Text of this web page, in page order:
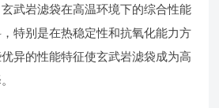
武岩滤袋在高温环境下的综合性能
特别是在热稳定性和抗氧化能力方
异的性能特征使玄武岩滤袋成为高